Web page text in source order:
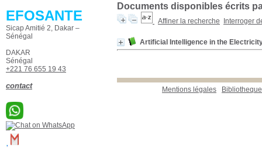
Documents disponibles écrits
Affiner la recherche Interroger
Artificial Intelligence in the
Mentions légales
EFOSANTE
Sicap Amitié 2, Dakar –
Sénégal
DAKAR
Sénégal
+221 76 655 19 43
contact